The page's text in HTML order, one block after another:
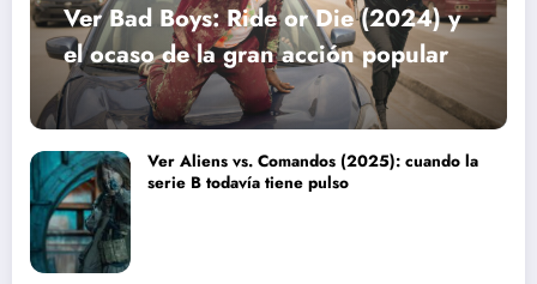
Ver Bad Boys: Ride or Die (2024) y
el ocaso de la gran acción popular
Ver Aliens vs. Comandos (2025): cuando la
serie B todavía tiene pulso